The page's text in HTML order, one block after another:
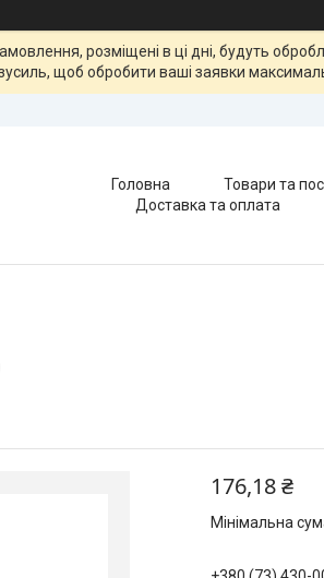
розміщені в ці дні, будуть
щоб обробити ваші заявки
Головна Товари та
Доставка та оплата
176,18 ₴
Мінімальна